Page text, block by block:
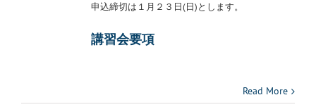
申込締切は１月２３日(日)とします。
講習会要項
Read More